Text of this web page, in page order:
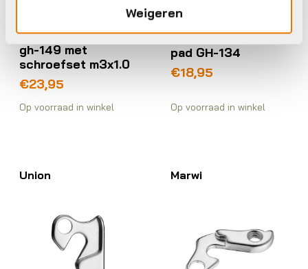
Weigeren
Marwi achterpad
gh-149 met
schroefset m3x1.0
€23,95
Op voorraad in winkel
en accessoires
Union Marwi der
pad GH-134
€18,95
Op voorraad in winkel
Union Marwi